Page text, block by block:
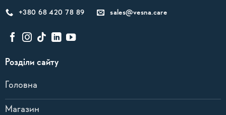
+380 68 420 78 89 sales@vesna.care
Розділи сайту
Головна
Магазин